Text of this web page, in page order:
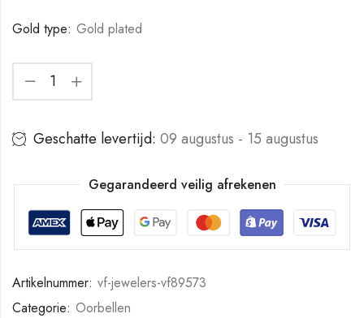
Gold type: Gold plated
Geschatte levertijd: 09 augustus - 15 augustus
Gegarandeerd veilig afrekenen
Artikelnummer: vf-jewelers-vf89573
Categorie: Oorbellen